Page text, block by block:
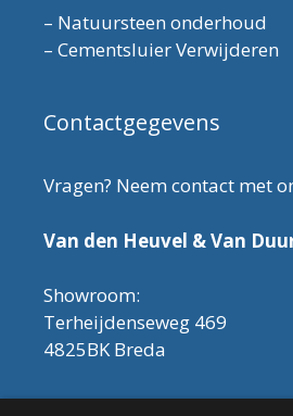
– Natuursteen onderhoud
– Cementsluier Verwijderen
Contactgegevens
Vragen? Neem contact met
Van den Heuvel & Van
Showroom:
Terheijdenseweg 469
4825BK Breda
Let op!